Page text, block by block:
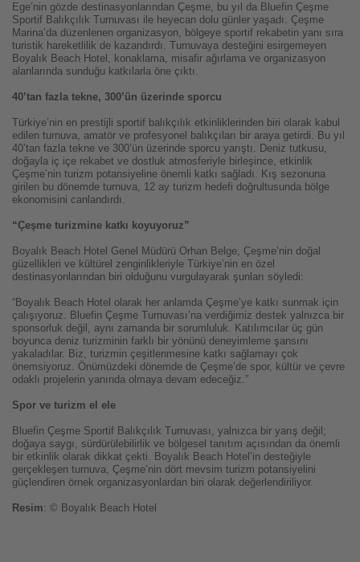
Ege’nin gözde destinasyonlarından Çeşme, bu yıl da Bluefin Çeşme
Sportif Balıkçılık Turnuvası ile heyecan dolu günler yaşadı. Çeşme
Marina’da düzenlenen organizasyon, bölgeye sportif rekabetin yanı sıra
turistik hareketlilik de kazandırdı. Turnuvaya desteğini esirgemeyen
Boyalık Beach Hotel, konaklama, misafir ağırlama ve organizasyon
alanlarında sunduğu katkılarla öne çıktı.
40’tan fazla tekne, 300’ün üzerinde sporcu
Türkiye’nin en prestijli sportif balıkçılık etkinliklerinden biri olarak kabul
edilen turnuva, amatör ve profesyonel balıkçıları bir araya getirdi. Bu yıl
40’tan fazla tekne ve 300’ün üzerinde sporcu yarıştı. Deniz tutkusu,
doğayla iç içe rekabet ve dostluk atmosferiyle birleşince, etkinlik
Çeşme’nin turizm potansiyeline önemli katkı sağladı. Kış sezonuna
girilen bu dönemde turnuva, 12 ay turizm hedefi doğrultusunda bölge
ekonomisini canlandırdı.
“Çeşme turizmine katkı koyuyoruz”
Boyalık Beach Hotel Genel Müdürü Orhan Belge, Çeşme’nin doğal
güzellikleri ve kültürel zenginlikleriyle Türkiye’nin en özel
destinasyonlarından biri olduğunu vurgulayarak şunları söyledi:
“Boyalık Beach Hotel olarak her anlamda Çeşme’ye katkı sunmak için
çalışıyoruz. Bluefin Çeşme Turnuvası’na verdiğimiz destek yalnızca bir
sponsorluk değil, aynı zamanda bir sorumluluk. Katılımcılar üç gün
boyunca deniz turizminin farklı bir yönünü deneyimleme şansını
yakaladılar. Biz, turizmin çeşitlenmesine katkı sağlamayı çok
önemsiyoruz. Önümüzdeki dönemde de Çeşme’de spor, kültür ve çevre
odaklı projelerin yanında olmaya devam edeceğiz.”
Spor ve turizm el ele
Bluefin Çeşme Sportif Balıkçılık Turnuvası, yalnızca bir yarış değil;
doğaya saygı, sürdürülebilirlik ve bölgesel tanıtım açısından da önemli
bir etkinlik olarak dikkat çekti. Boyalık Beach Hotel’in desteğiyle
gerçekleşen turnuva, Çeşme’nin dört mevsim turizm potansiyelini
güçlendiren örnek organizasyonlardan biri olarak değerlendiriliyor.
Resim: © Boyalık Beach Hotel